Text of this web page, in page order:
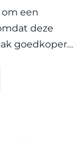
een
deze
goedkoper
het